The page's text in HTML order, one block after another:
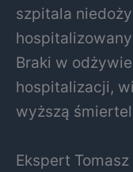
szpitala
Braki w
hospitalizacji,
wyższą
Ekspert